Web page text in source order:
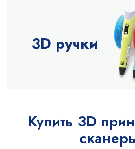
3D ручки
Купить 3D